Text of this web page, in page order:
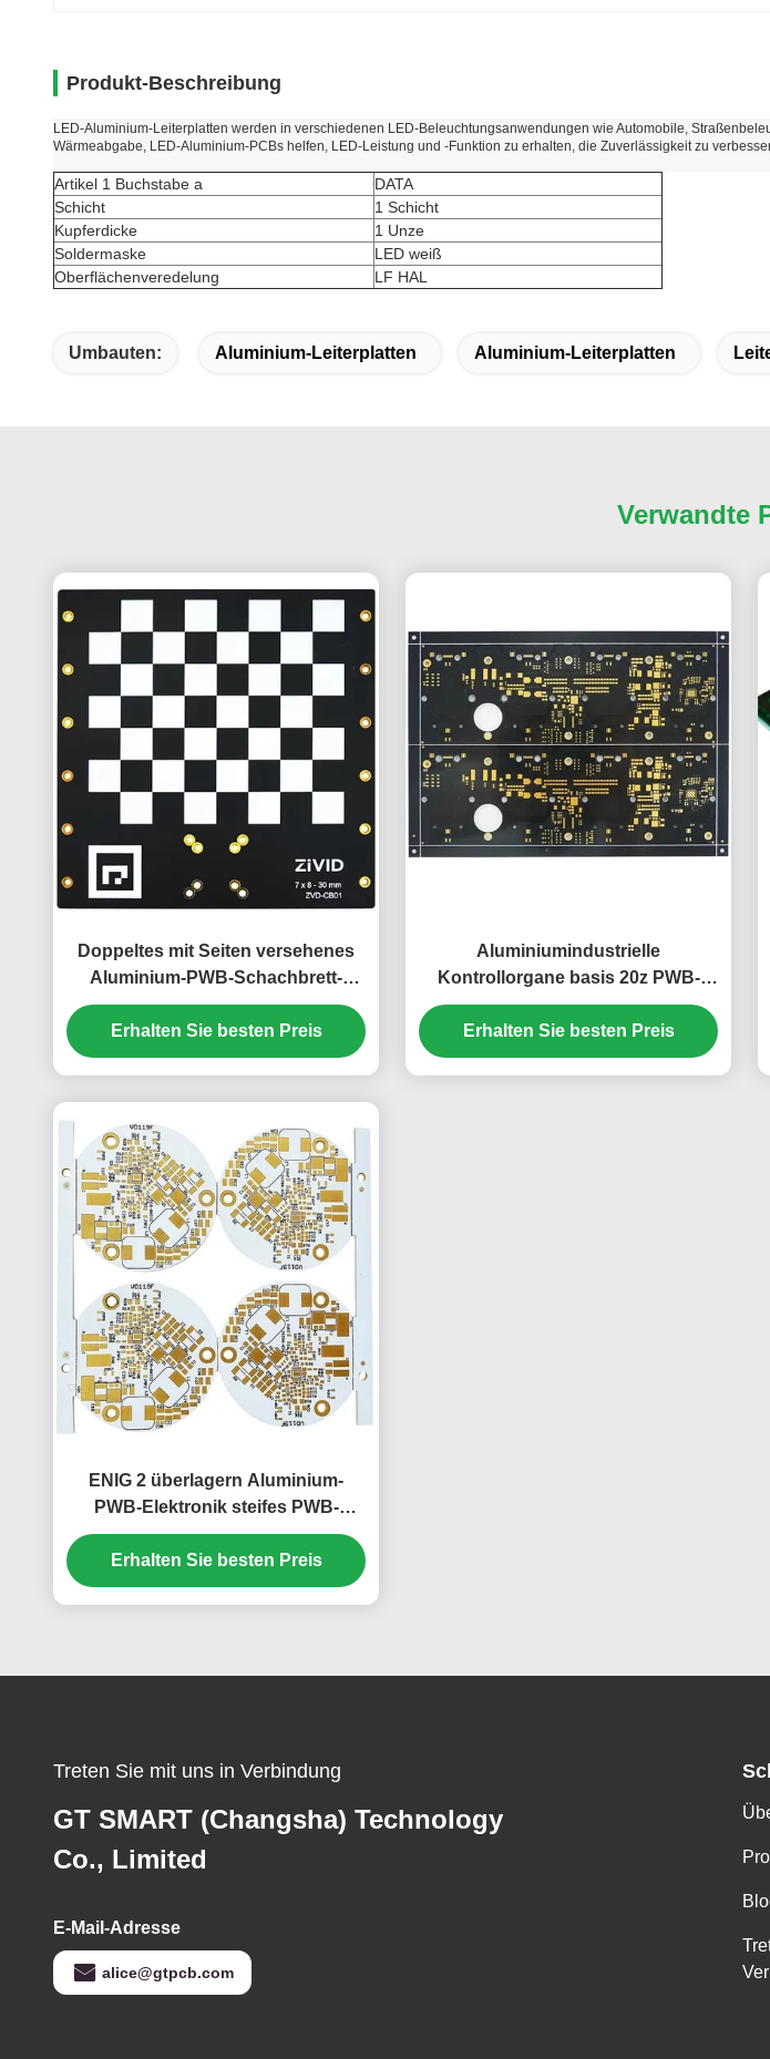
Produkt-Beschreibung
LED-Aluminium-Leiterplatten werden in verschiedenen LED-Beleuchtungsanwendungen wie Automobile,
Wärmeabgabe, LED-Aluminium-PCBs helfen, LED-Leistung und -Funktion zu erhalten, die Zuverlässigkeit zu
Artikel 1 Buchstabe a
DATA
Schicht
1 Schicht
Kupferdicke
1 Unze
Soldermaske
LED weiß
Oberflächenveredelung
LF HAL
Umbauten: Aluminium-Leiterplatten Aluminium-Leiterplatten
Verwandte
Doppeltes mit Seiten versehenes
Aluminium-PWB-Schachbrett-
Substrat 1.6mm PWB-2w
Erhalten Sie besten Preis
Aluminiumindustrielle
Kontrollorgane basis 20z PWB-
Brett-1.6mm ENIG
Erhalten Sie besten Preis
ENIG 2 überlagern Aluminium-
PWB-Elektronik steifes PWB-
Material 1.55mm
Erhalten Sie besten Preis
Treten Sie mit uns in Verbindung
GT SMART (Changsha) Technology
Co., Limited
E-Mail-Adresse
alice@gtpcb.com